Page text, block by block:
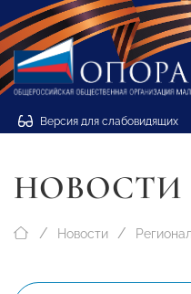
Версия для слабовидящих
НОВОСТИ
Новости